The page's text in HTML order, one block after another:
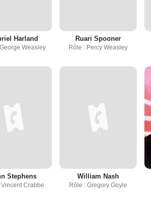
Harland
Weasley
Ruari Spooner
Rôle : Percy Weasley
Stephens
Vincent Crabbe
William Nash
Rôle : Gregory Goyle